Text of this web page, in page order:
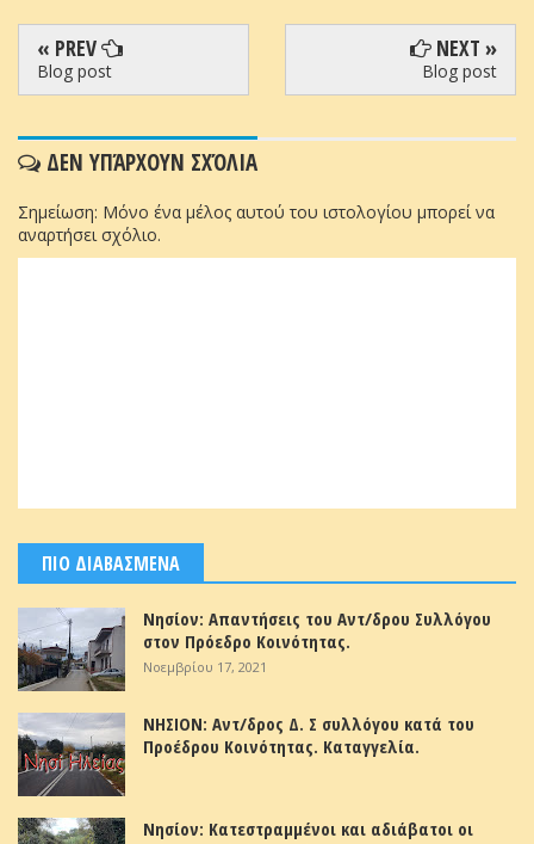
« PREV
Blog post
NEXT »
Blog post
ΔΕΝ ΥΠΆΡΧΟΥΝ ΣΧΌΛΙΑ
Σημείωση: Μόνο ένα μέλος αυτού του ιστολογίου μπορεί να
αναρτήσει σχόλιο.
ΠΙΟ ΔΙΑΒΑΣΜΕΝΑ
Νησίον: Απαντήσεις του Αντ/δρου Συλλόγου
στον Πρόεδρο Κοινότητας.
Νοεμβρίου 17, 2021
ΝΗΣΙΟΝ: Αντ/δρος Δ. Σ συλλόγου κατά του
Προέδρου Κοινότητας. Καταγγελία.
Νησίον: Κατεστραμμένοι και αδιάβατοι οι